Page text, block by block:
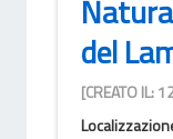
del
[CREATO IL: